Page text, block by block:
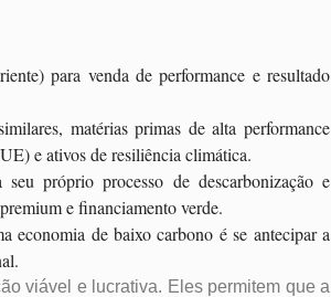
para venda de performance e resultado
matérias primas de alta performance
e ativos de resiliência climática.
próprio processo de descarbonização e
e financiamento verde.
de baixo carbono é se antecipar a
viável e lucrativa. Eles permitem que a